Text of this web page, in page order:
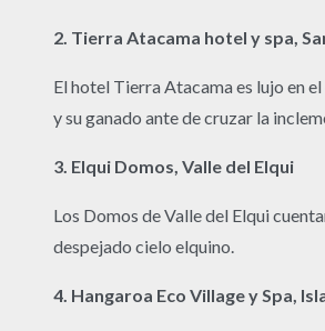
2. Tierra Atacama hotel y spa,
El hotel Tierra Atacama es lujo en
y su ganado ante de cruzar la
3. Elqui Domos, Valle del Elqui
Los Domos de Valle del Elqui
despejado cielo elquino.
4. Hangaroa Eco Village y Spa,